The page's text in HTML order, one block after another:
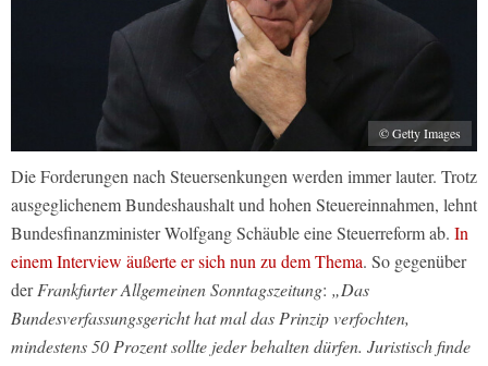
© Getty Images
Die Forderungen nach Steuersenkungen werden immer lauter. Trotz
ausgeglichenem Bundeshaushalt und hohen Steuereinnahmen, lehnt
Bundesfinanzminister Wolfgang Schäuble eine Steuerreform ab. In
einem Interview äußerte er sich nun zu dem Thema. So gegenüber
derFrankfurter Allgemeinen Sonntagszeitung: „Das
Bundesverfassungsgericht hat mal das Prinzip verfochten,
mindestens 50 Prozent sollte jeder behalten dürfen. Juristisch finde